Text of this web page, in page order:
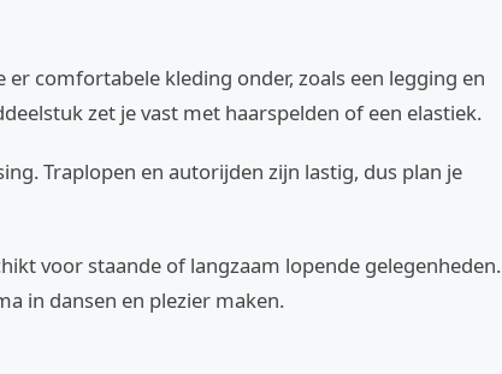
comfortabele kleding onder, zoals een legging en
zet je vast met haarspelden of een elastiek.
Traplopen en autorijden zijn lastig, dus plan je
voor staande of langzaam lopende gelegenheden.
in dansen en plezier maken.